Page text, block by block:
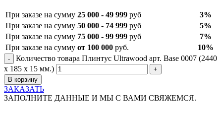
При заказе на сумму 25 000 - 49 999 руб
3%
При заказе на сумму 50 000 - 74 999 руб
5%
При заказе на сумму 75 000 - 99 999 руб
7%
При заказе на сумму от 100 000 руб.
10%
Количество товара Плинтус Ultrawood арт. Base 0007 (2440
x 185 x 15 мм.)
В корзину
ЗАКАЗАТЬ
ЗАПОЛНИТЕ ДАННЫЕ И МЫ С ВАМИ СВЯЖЕМСЯ.